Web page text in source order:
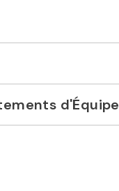
d'Équipe